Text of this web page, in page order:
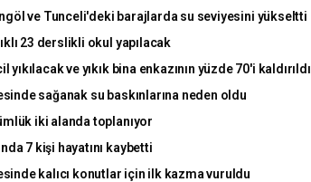
ve Tunceli'deki barajlarda su seviyesini yükseltti
23 derslikli okul yapılacak
ve yıkık bina enkazının yüzde 70'i kaldırıldı
sağanak su baskınlarına neden oldu
iki alanda toplanıyor
7 kişi hayatını kaybetti
kalıcı konutlar için ilk kazma vuruldu